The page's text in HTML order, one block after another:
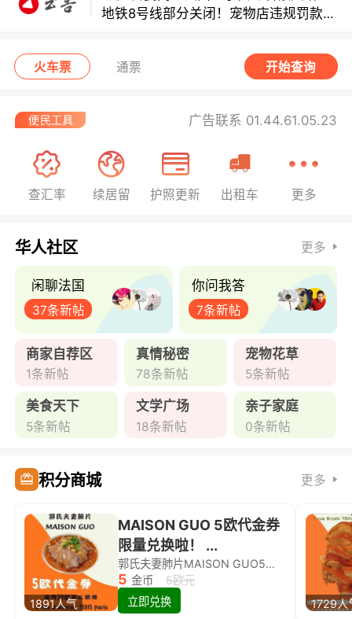
地铁8号线部分关闭！宠物店违规罚款出
巴黎地铁音乐家海选启动！
火车票 通票 开始查询
广告联系 01.44.61.05.23
查汇率 续居留 护照更新 出租车 更多
华人社区 更多
闲聊法国
37条新帖
你问我答
7条新帖
商家自荐区
1条新帖
真情秘密
78条新帖
宠物花草
5条新帖
美食天下
5条新帖
文学广场
18条新帖
亲子家庭
0条新帖
积分商城 更多
1891人气
MAISON GUO 5欧代金券
限量兑换啦！ ...
郭氏夫妻肺片MAISON GUO5欧代金券限量兑换啦！
5 金币
5欧元
立即兑换
1729人